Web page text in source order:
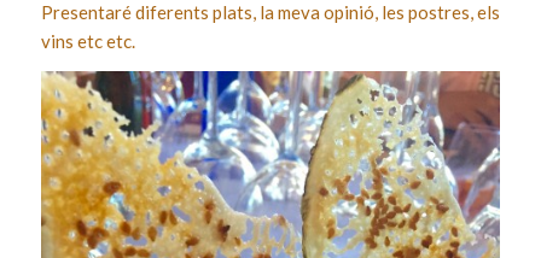
Presentaré diferents plats, la meva opinió, les postres, els
vins etc etc.